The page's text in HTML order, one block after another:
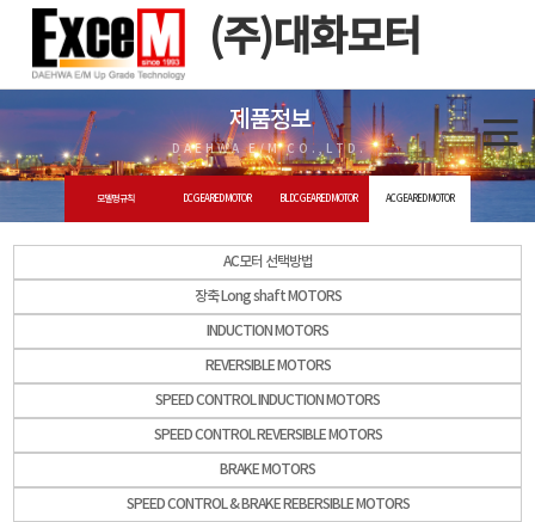
(주)대화모터
제품정보
DAEHWA E/M CO.,LTD.
모델명 규칙 DC GEARED MOTOR BLDC GEARED MOTOR AC GEARED MOTOR
AC모터 선택방법
장축 Long shaft MOTORS
INDUCTION MOTORS
REVERSIBLE MOTORS
SPEED CONTROL INDUCTION MOTORS
SPEED CONTROL REVERSIBLE MOTORS
BRAKE MOTORS
SPEED CONTROL & BRAKE REBERSIBLE MOTORS